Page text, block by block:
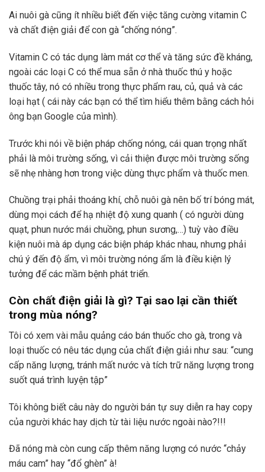
Ai nuôi gà cũng ít nhiều biết đến việc tăng cường vitamin C
và chất điện giải để con gà “chống nóng”.
Vitamin C có tác dụng làm mát cơ thể và tăng sức đề kháng,
ngoài các loại C có thể mua sẵn ở nhà thuốc thú y hoặc
thuốc tây, nó có nhiều trong thực phẩm rau, củ, quả và các
loại hạt ( cái này các bạn có thể tìm hiểu thêm bằng cách hỏi
ông bạn Google của mình).
Trước khi nói về biện pháp chống nóng, cái quan trọng nhất
phải là môi trường sống, vì cải thiện được môi trường sống
sẽ nhẹ nhàng hơn trong việc dùng thực phẩm và thuốc men.
Chuồng trại phải thoáng khí, chỗ nuôi gà nên bố trí bóng mát,
dùng mọi cách để hạ nhiệt độ xung quanh ( có người dùng
quạt, phun nước mái chuồng, phun sương,…) tuỳ vào điều
kiện nuôi mà áp dụng các biện pháp khác nhau, nhưng phải
chú ý đến độ ẩm, vì môi trường nóng ẩm là điều kiện lý
tưởng để các mầm bệnh phát triển.
Còn chất điện giải là gì? Tại sao lại cần thiết
trong mùa nóng?
Tôi có xem vài mẫu quảng cáo bán thuốc cho gà, trong và
loại thuốc có nêu tác dụng của chất điện giải như sau: “cung
cấp năng lượng, tránh mất nước và tích trữ năng lượng trong
suốt quá trình luyện tập”
Tôi không biết câu này do người bán tự suy diễn ra hay copy
của người khác hay dịch từ tài liệu nước ngoài nào?!!!
Đã nóng mà còn cung cấp thêm năng lượng có nước “chảy
máu cam” hay “đổ ghèn” à!